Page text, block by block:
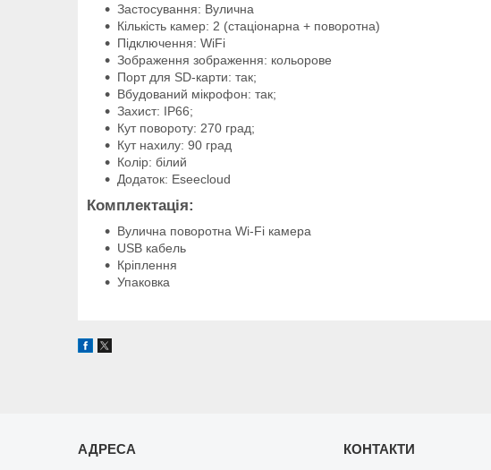
Застосування: Вулична
Кількість камер: 2 (стаціонарна + поворотна)
Підключення: WiFi
Зображення зображення: кольорове
Порт для SD-карти: так;
Вбудований мікрофон: так;
Захист: IP66;
Кут повороту: 270 град;
Кут нахилу: 90 град
Колір: білий
Додаток: Eseecloud
Комплектація:
Вулична поворотна Wi-Fi камера
USB кабель
Кріплення
Упаковка